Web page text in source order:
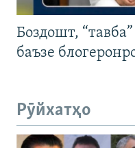
Боздошт,
баъзе
Рӯйхатҳо